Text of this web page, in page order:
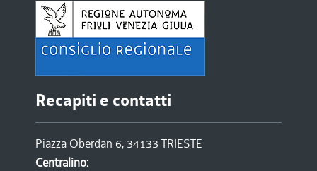
Recapiti e contatti
Piazza Oberdan 6, 34133 TRIESTE
Centralino: